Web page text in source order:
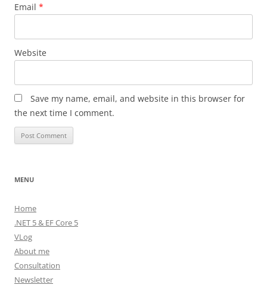
Email *
Website
Save my name, email, and website in this browser for
the next time I comment.
MENU
Home
.NET 5 & EF Core 5
VLog
About me
Consultation
Newsletter